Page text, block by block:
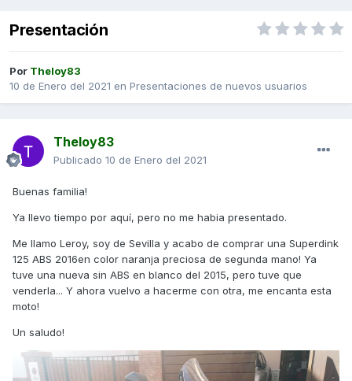
Presentación
Por Theloy83
10 de Enero del 2021 en Presentaciones de nuevos usuarios
Theloy83
Publicado 10 de Enero del 2021
Buenas familia!
Ya llevo tiempo por aquí, pero no me habia presentado.
Me llamo Leroy, soy de Sevilla y acabo de comprar una Superdink
125 ABS 2016en color naranja preciosa de segunda mano! Ya
tuve una nueva sin ABS en blanco del 2015, pero tuve que
venderla... Y ahora vuelvo a hacerme con otra, me encanta esta
moto!
Un saludo!